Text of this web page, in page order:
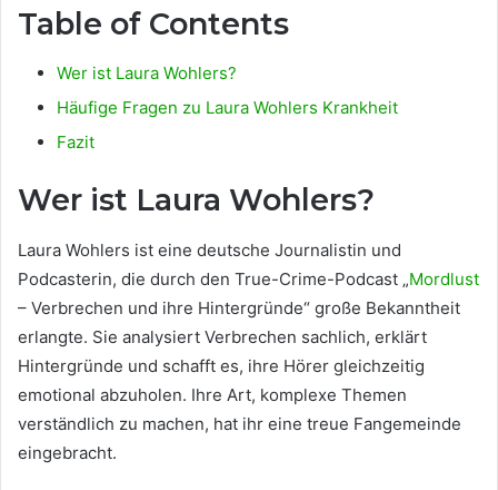
Table of Contents
Wer ist Laura Wohlers?
Häufige Fragen zu Laura Wohlers Krankheit
Fazit
Wer ist Laura Wohlers?
Laura Wohlers ist eine deutsche Journalistin und
Podcasterin, die durch den True-Crime-Podcast „Mordlust
– Verbrechen und ihre Hintergründe“ große Bekanntheit
erlangte. Sie analysiert Verbrechen sachlich, erklärt
Hintergründe und schafft es, ihre Hörer gleichzeitig
emotional abzuholen. Ihre Art, komplexe Themen
verständlich zu machen, hat ihr eine treue Fangemeinde
eingebracht.